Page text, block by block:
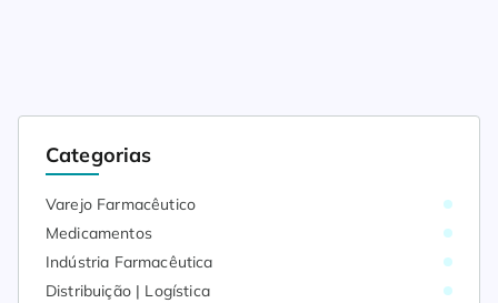
Categorias
Varejo Farmacêutico
Medicamentos
Indústria Farmacêutica
Distribuição | Logística